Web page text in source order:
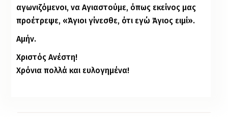
αγωνιζόμενοι, να Αγιαστούμε, όπως εκείνος μας
προέτρεψε, «Άγιοι γίνεσθε, ότι εγώ Άγιος ειμί».
Αμήν.
Χριστός Ανέστη!
Χρόνια πολλά και ευλογημένα!